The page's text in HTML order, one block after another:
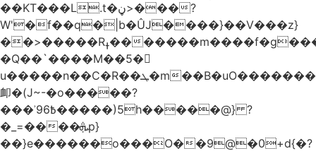
��KT���L.t�ڼ>���?
W'�f��q�|b�ÛJ����}��V���z}
��>�����Rߪ�������m����f�g����p=Tn��f��~���9V�������ϛ�q����?
�Q��`����M��5�𳲻
u�����n��C�R��ܛ�m��B�uO�������S
卹�(J~-�o�����?
���ʾ9߿6�����)5h�����@} ?
�_=����ܞp}
��}e������o���O��9@�0+d{�?